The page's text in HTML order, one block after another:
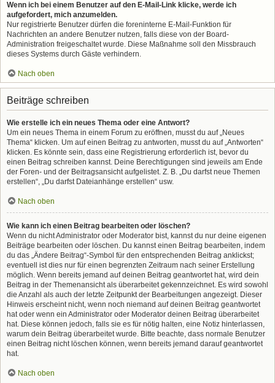
Wenn ich bei einem Benutzer auf den E-Mail-Link klicke, werde ich
aufgefordert, mich anzumelden.
Nur registrierte Benutzer dürfen die foreninterne E-Mail-Funktion für
Nachrichten an andere Benutzer nutzen, falls diese von der Board-
Administration freigeschaltet wurde. Diese Maßnahme soll den Missbrauch
dieses Systems durch Gäste verhindern.
Nach oben
Beiträge schreiben
Wie erstelle ich ein neues Thema oder eine Antwort?
Um ein neues Thema in einem Forum zu eröffnen, musst du auf „Neues
Thema“ klicken. Um auf einen Beitrag zu antworten, musst du auf „Antworten“
klicken. Es könnte sein, dass eine Registrierung erforderlich ist, bevor du
einen Beitrag schreiben kannst. Deine Berechtigungen sind jeweils am Ende
der Foren- und der Beitragsansicht aufgelistet. Z. B. „Du darfst neue Themen
erstellen“, „Du darfst Dateianhänge erstellen“ usw.
Nach oben
Wie kann ich einen Beitrag bearbeiten oder löschen?
Wenn du nicht Administrator oder Moderator bist, kannst du nur deine eigenen
Beiträge bearbeiten oder löschen. Du kannst einen Beitrag bearbeiten, indem
du das „Ändere Beitrag“-Symbol für den entsprechenden Beitrag anklickst;
eventuell ist dies nur für einen begrenzten Zeitraum nach seiner Erstellung
möglich. Wenn bereits jemand auf deinen Beitrag geantwortet hat, wird dein
Beitrag in der Themenansicht als überarbeitet gekennzeichnet. Es wird sowohl
die Anzahl als auch der letzte Zeitpunkt der Bearbeitungen angezeigt. Dieser
Hinweis erscheint nicht, wenn noch niemand auf deinen Beitrag geantwortet
hat oder wenn ein Administrator oder Moderator deinen Beitrag überarbeitet
hat. Diese können jedoch, falls sie es für nötig halten, eine Notiz hinterlassen,
warum dein Beitrag überarbeitet wurde. Bitte beachte, dass normale Benutzer
einen Beitrag nicht löschen können, wenn bereits jemand darauf geantwortet
hat.
Nach oben